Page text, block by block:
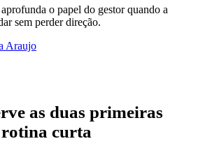
aprofunda o papel do gestor quando a
sem perder direção.
Araujo
as duas primeiras
rotina curta